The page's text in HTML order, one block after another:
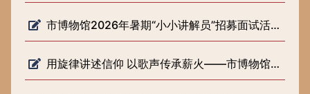
市博物馆2026年暑期“小小讲解员”招募面试活动圆满落幕
用旋律讲述信仰 以歌声传承薪火——市博物馆开展《歌声里的长征路》 微宣讲活动